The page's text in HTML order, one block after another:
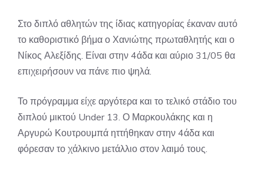
Στο διπλό αθλητών της ίδιας κατηγορίας έκαναν αυτό
το καθοριστικό βήμα ο Χανιώτης πρωταθλητής και ο
Νίκος Αλεξίδης. Είναι στην 4άδα και αύριο 31/05 θα
επιχειρήσουν να πάνε πιο ψηλά.
Το πρόγραμμα είχε αργότερα και το τελικό στάδιο του
διπλού μικτού Under 13. Ο Μαρκουλάκης και η
Αργυρώ Κουτρουμπά ηττήθηκαν στην 4άδα και
φόρεσαν το χάλκινο μετάλλιο στον λαιμό τους.